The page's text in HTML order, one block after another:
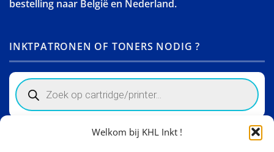
Welkom bij KHL Inkt !
bestelling naar België en Nederland.
INKTPATRONEN OF TONERS NODIG ?
Products
search